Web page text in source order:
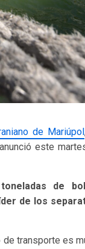
de Mariúpol
este
de
de los
de transporte es